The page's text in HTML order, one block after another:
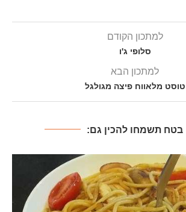
למתכון הקודם
סלופי ג'ו
למתכון הבא
טוסט מלאווח פיצה מגולגל
בטח תשמחו להכין גם: